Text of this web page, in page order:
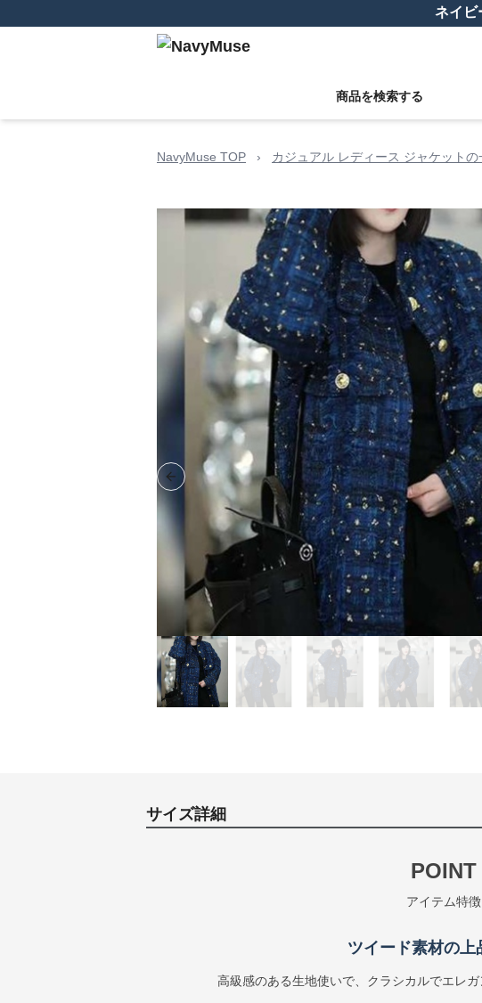
ネイ
商品を検索する
NavyMuse TOP › カジュアル レディース ジャケットの
Previous slide
サイズ詳細
POINT
アイテム特徴
ツイード素材の上
高級感のある生地使いで、クラシカルでエレガ